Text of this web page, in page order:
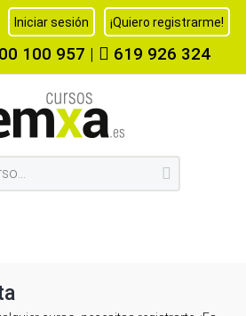
Iniciar sesión ¡Quiero registrarme!
100 957 | 619 926 324